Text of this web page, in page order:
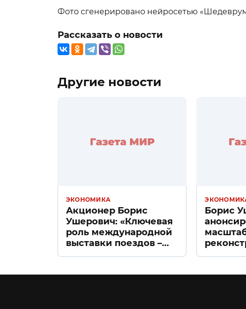
Фото сгенерировано нейросетью
Рассказать о новости
Другие новости
ЭКОНОМИКА
Акционер Борис
Ушерович: «Ключевая
роль международной
выставки поездов –
поиск ответов на
Борис